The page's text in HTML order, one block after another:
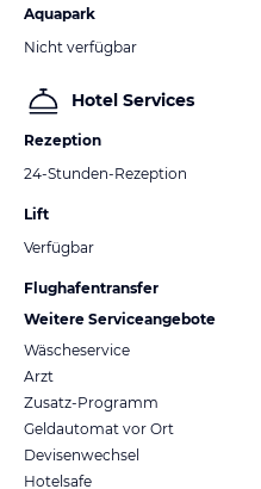
Aquapark
Nicht verfügbar
Hotel Services
Rezeption
24-Stunden-Rezeption
Lift
Verfügbar
Flughafentransfer
Weitere Serviceangebote
Wäscheservice
Arzt
Zusatz-Programm
Geldautomat vor Ort
Devisenwechsel
Hotelsafe